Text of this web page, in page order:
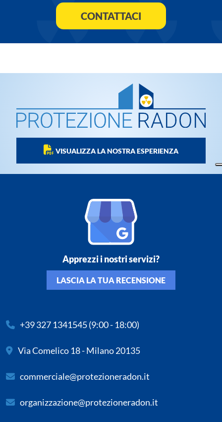
CONTATTACI
VISUALIZZA LA NOSTRA ESPERIENZA
Apprezzi i nostri servizi?
LASCIA LA TUA RECENSIONE
+39 327 1341545(9:00 - 18:00)
Via Comelico 18 - Milano 20135
commerciale@protezioneradon.it
organizzazione@protezioneradon.it